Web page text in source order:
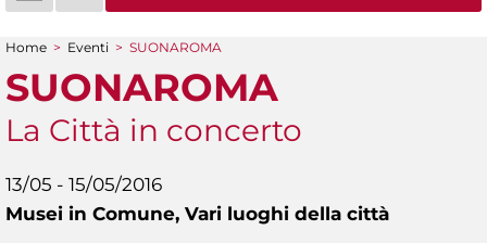
Tu sei qui
Home > Eventi > SUONAROMA
SUONAROMA
La Città in concerto
13/05 - 15/05/2016
Musei in Comune, Vari luoghi della città